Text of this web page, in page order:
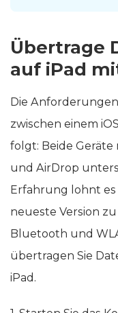
Übertrage
auf iPad
Die
zwischen einem
folgt: Beide Geräte
und AirDrop
Erfahrung lohnt es
neueste Version
Bluetooth und
übertragen Sie
iPad.